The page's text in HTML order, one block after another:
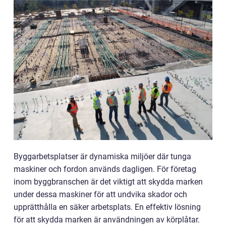
Byggarbetsplatser är dynamiska miljöer där tunga
maskiner och fordon används dagligen. För företag
inom byggbranschen är det viktigt att skydda marken
under dessa maskiner för att undvika skador och
upprätthålla en säker arbetsplats. En effektiv lösning
för att skydda marken är användningen av körplåtar.